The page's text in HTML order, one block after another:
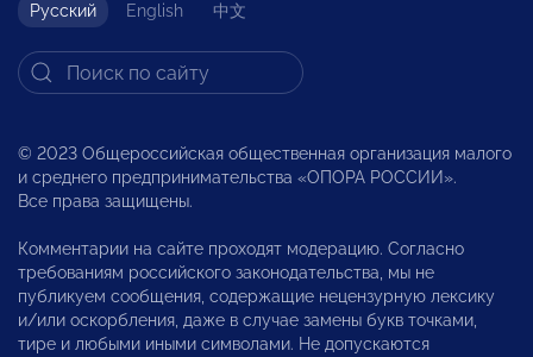
Русский English 中文
© 2023 Общероссийская общественная организация малого
и среднего предпринимательства «ОПОРА РОССИИ».
Все права защищены.
Комментарии на сайте проходят модерацию. Согласно
требованиям российского законодательства, мы не
публикуем сообщения, содержащие нецензурную лексику
и/или оскорбления, даже в случае замены букв точками,
тире и любыми иными символами. Не допускаются